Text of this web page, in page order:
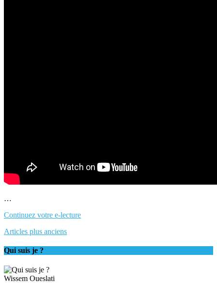
…
Continuez votre e-lecture
Articles plus anciens
Qui suis je ?
Wissem Oueslati